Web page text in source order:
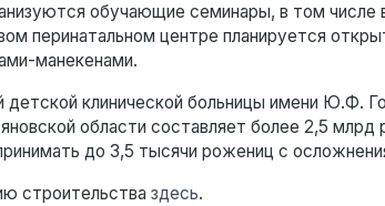
обучающие семинары, в том числе
перинатальном центре планируется
манекенами.
детской клинической больницы имени Ю.Ф.
области составляет более 2,5 млрд
до 3,5 тысячи рожениц с
строительства здесь.